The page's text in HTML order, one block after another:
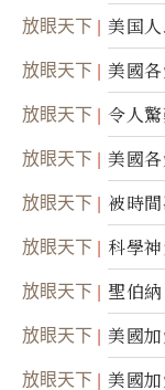
放眼天下
美国
50周年
放眼天下 美國
放眼天下 令人
放眼天下 美國
放眼天下 被時
放眼天下
科學
靈
放眼天下 聖伯
放眼天下 美國
放眼天下 美國